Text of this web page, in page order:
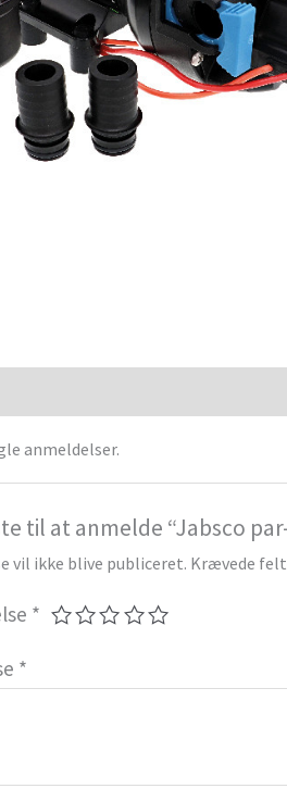
anmeldelser.
til at anmelde “Jabsco
vil ikke blive publiceret. Krævede
*
*